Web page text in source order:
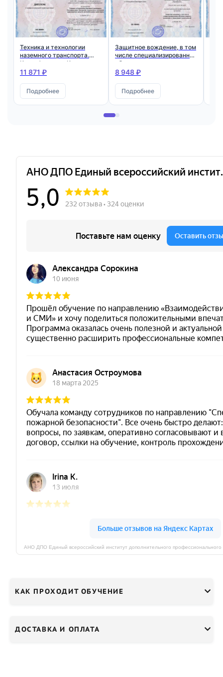
Техника и технологии
наземного транспорта.
Квалификация: Контролер
технического состояния
автомобильного
транспорта
11 871 ₽
Подробнее
Защитное вождение, в том
числе специализированное
обучение зимнему
вождению и управлению
8 948 ₽
Подробнее
КАК ПРОХОДИТ ОБУЧЕНИЕ
ДОСТАВКА И ОПЛАТА